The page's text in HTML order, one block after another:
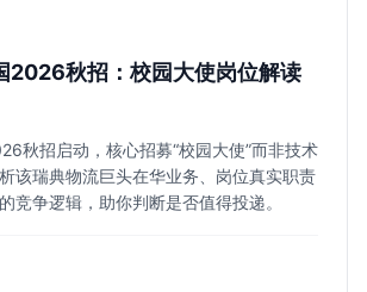
2026秋招：校园大使岗位解读
秋招启动，核心招募“校园大使”而非技术
该瑞典物流巨头在华业务、岗位真实职责
竞争逻辑，助你判断是否值得投递。